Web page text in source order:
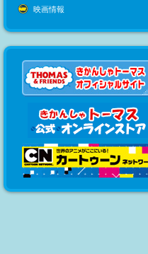
映画情報